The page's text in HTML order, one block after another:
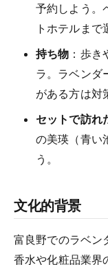
予約しよう。
トホテルまで
持ち物 ：歩
ラ。ラベン
がある方は対
セットで訪れ
の美瑛（青い
う。
文化的背景
富良野でのラベン
香水や化粧品業界